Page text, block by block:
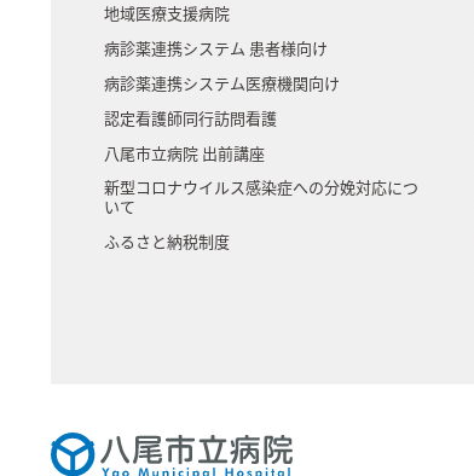
地域医療支援病院
病診薬連携システム 患者様向け
病診薬連携システム医療機関向け
認定看護師同行訪問看護
八尾市立病院 出前講座
新型コロナウイルス感染症への分娩対応につ
いて
ふるさと納税制度